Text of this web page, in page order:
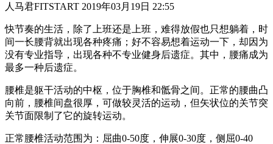
人马君FITSTART 2019年03月19日 22:55
快节奏的生活，除了上班还是上班，难得放假也只想躺着，时
间一长腰背就出现各种疼痛；好不容易想着运动一下，却因为
没有专业指导，出现各种不专业健身后遗症。其中，腰痛成为
最多一种后遗症。
腰椎是躯干活动的中枢，位于胸椎和骶骨之间。正常的腰曲凸
向前，腰椎间盘很厚，可做较灵活的运动，但矢状位的关节突
关节面限制了它的旋转运动。
正常腰椎活动范围为：屈曲0-50度，伸展0-30度，侧屈0-40